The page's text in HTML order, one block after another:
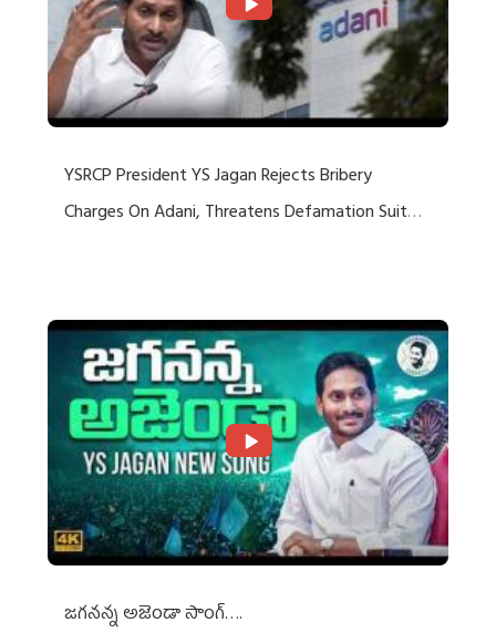
YSRCP President YS Jagan Rejects Bribery
Charges On Adani, Threatens Defamation Suit
జగనన్న అజెండా సాంగ్….